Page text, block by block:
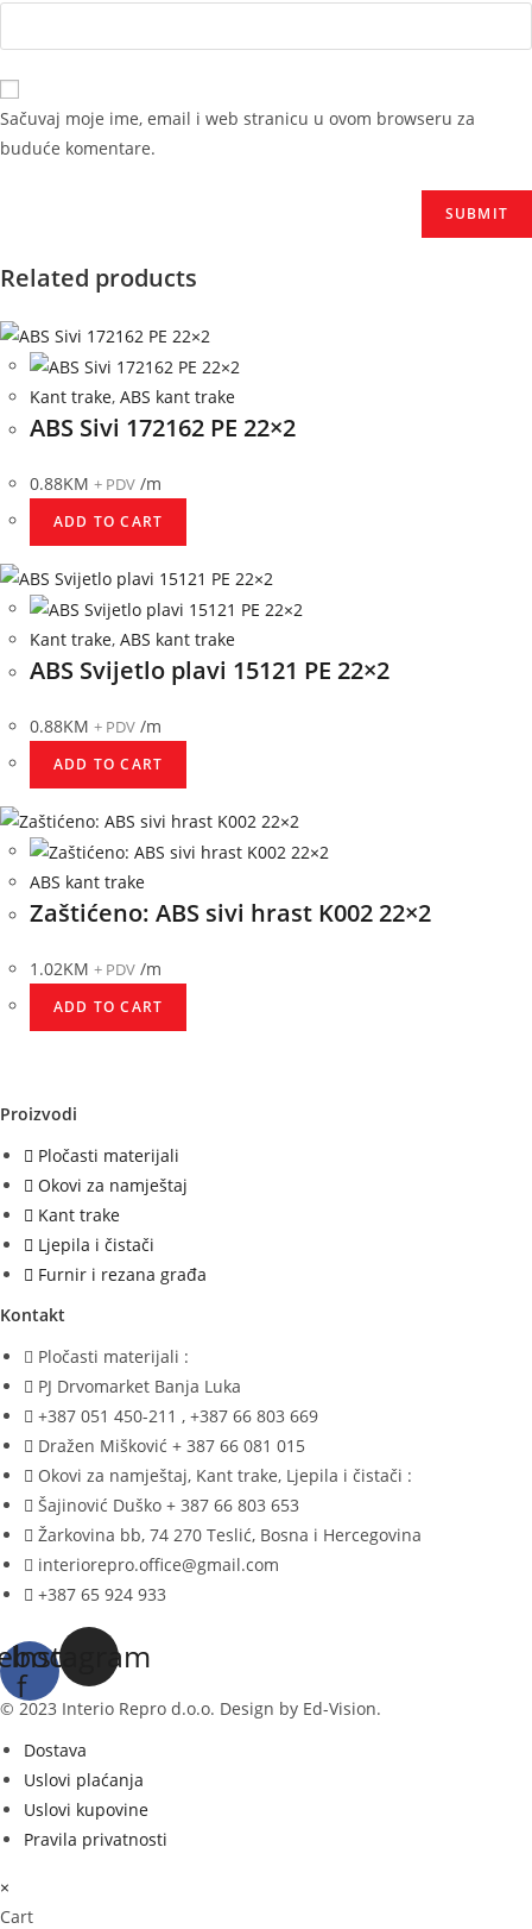
Sačuvaj moje ime, email i web stranicu u ovom browseru za
buduće komentare.
Related products
Kant trake, ABS kant trake
ABS Sivi 172162 PE 22×2
0.88KM + PDV /m
ADD TO CART
Kant trake, ABS kant trake
ABS Svijetlo plavi 15121 PE 22×2
0.88KM + PDV /m
ADD TO CART
ABS kant trake
Zaštićeno: ABS sivi hrast K002 22×2
1.02KM + PDV /m
ADD TO CART
Proizvodi
Pločasti materijali
Okovi za namještaj
Kant trake
Ljepila i čistači
Furnir i rezana građa
Kontakt
Pločasti materijali :
PJ Drvomarket Banja Luka
+387 051 450-211 , +387 66 803 669
Dražen Mišković + 387 66 081 015
Okovi za namještaj, Kant trake, Ljepila i čistači :
Šajinović Duško + 387 66 803 653
Žarkovina bb, 74 270 Teslić, Bosna i Hercegovina
interiorepro.office@gmail.com
+387 65 924 933
f
Instagram
© 2023 Interio Repro d.o.o. Design by Ed-Vision.
Dostava
Uslovi plaćanja
Uslovi kupovine
Pravila privatnosti
×
Cart